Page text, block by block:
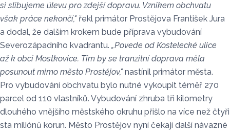
si slibujeme úlevu pro zdejší dopravu. Vznikem obchvatu
však práce nekončí," řekl primátor Prostějova František Jura
a dodal, že dalším krokem bude příprava vybudování
Severozápadního kvadrantu. „Povede od Kostelecké ulice
až k obci Mostkovice. Tím by se tranzitní doprava měla
posunout mimo město Prostějov," nastínil primátor města.
Pro vybudování obchvatu bylo nutné vykoupit téměř 270
parcel od 110 vlastníků. Vybudování zhruba tři kilometry
dlouhého vnějšího městského okruhu přišlo na více než čtyři
sta miliónů korun. Město Prostějov nyní čekají další návazné